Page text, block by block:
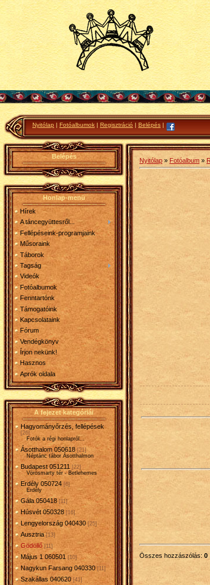
Nyitólap | Fotóalbumok | Regisztráció | Belépés |
Belépés
Honlap-menü
Hírek
A táncegyüttesről...
Fellépéseink-programjaink
Műsoraink
Táborok
Tagság
Videók
Fotóalbumok
Fenntartónk
Támogatóink
Kapcsolataink
Fórum
Vendégkönyv
Írjon nekünk!
Hasznos
Aprók oldala
A fejezet kategóriái
Hagyományőrzés, fellépések
[26]
Fotók a régi honlapról...
Ásotthalom 050618 [21]
Néptánc tábor Ásotthalmon
Budapest 051211 [22]
Vörösmarty tér - Betlehemes
Erdély 050724 [6]
Erdély
Gála 050418 [11]
Húsvét 050328 [16]
Lengyelország 040430 [25]
Ausztria [13]
Gödöllő [11]
Május 1 060501 [10]
Nagykun Farsang 040330 [11]
Szakállas 040620 [41]
Nyitólap » Fotóalbum »
Összes hozzászólás: 0